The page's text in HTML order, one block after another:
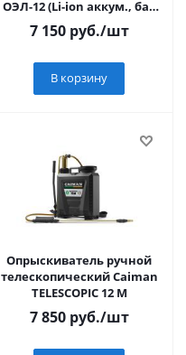
ОЭЛ-12 (Li-ion аккум., бак
12л; 2.6 л/мин; 0.55 мПа; 8
А/ч; 12В
7 150руб./шт
В корзину
Опрыскиватель ручной
телескопический Caiman
TELESCOPIC 12 М
7 850руб./шт